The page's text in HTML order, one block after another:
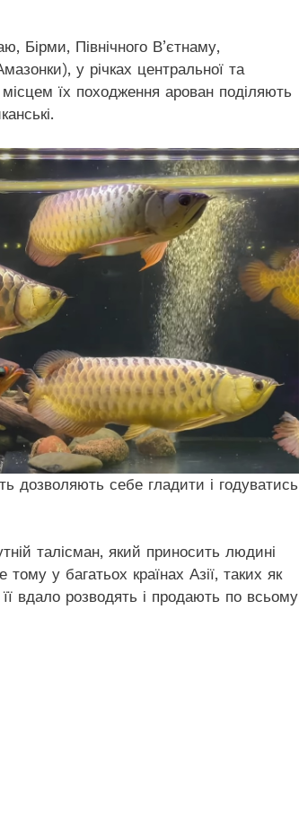
Бірми, Північного В’єтнаму,
у річках центральної та
їх походження арован поділяють
дозволяють себе гладити і годуватись
талісман, який приносить людині
у багатьох країнах Азії, таких як
вдало розводять і продають по всьому